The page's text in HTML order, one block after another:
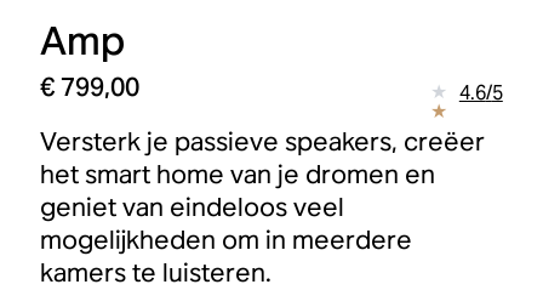
Amp
€ 799,00 4.6/5
Versterk je passieve speakers, creëer
het smart home van je dromen en
geniet van eindeloos veel
mogelijkheden om in meerdere
kamers te luisteren.